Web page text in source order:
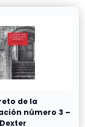
de la
número 3 –